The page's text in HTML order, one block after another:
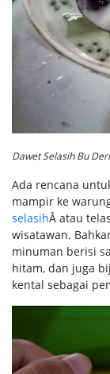
Dawet Selasih Bu
Ada rencana
mampir ke
selasihÂ atau
wisatawan.
minuman berisi
hitam, dan juga
kental sebagai